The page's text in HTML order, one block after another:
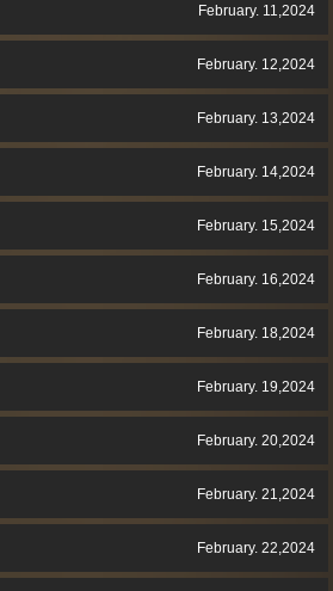
February. 11,2024
February. 12,2024
February. 13,2024
February. 14,2024
February. 15,2024
February. 16,2024
February. 18,2024
February. 19,2024
February. 20,2024
February. 21,2024
February. 22,2024